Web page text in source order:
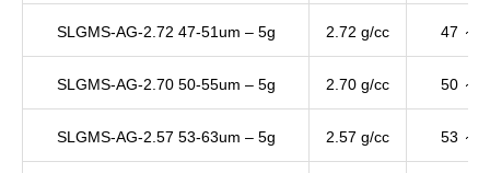
SLGMS-AG-2.72 47-51um – 5g 2.72 g/cc 47 ～
SLGMS-AG-2.70 50-55um – 5g 2.70 g/cc 50 ～
SLGMS-AG-2.57 53-63um – 5g 2.57 g/cc 53 ～